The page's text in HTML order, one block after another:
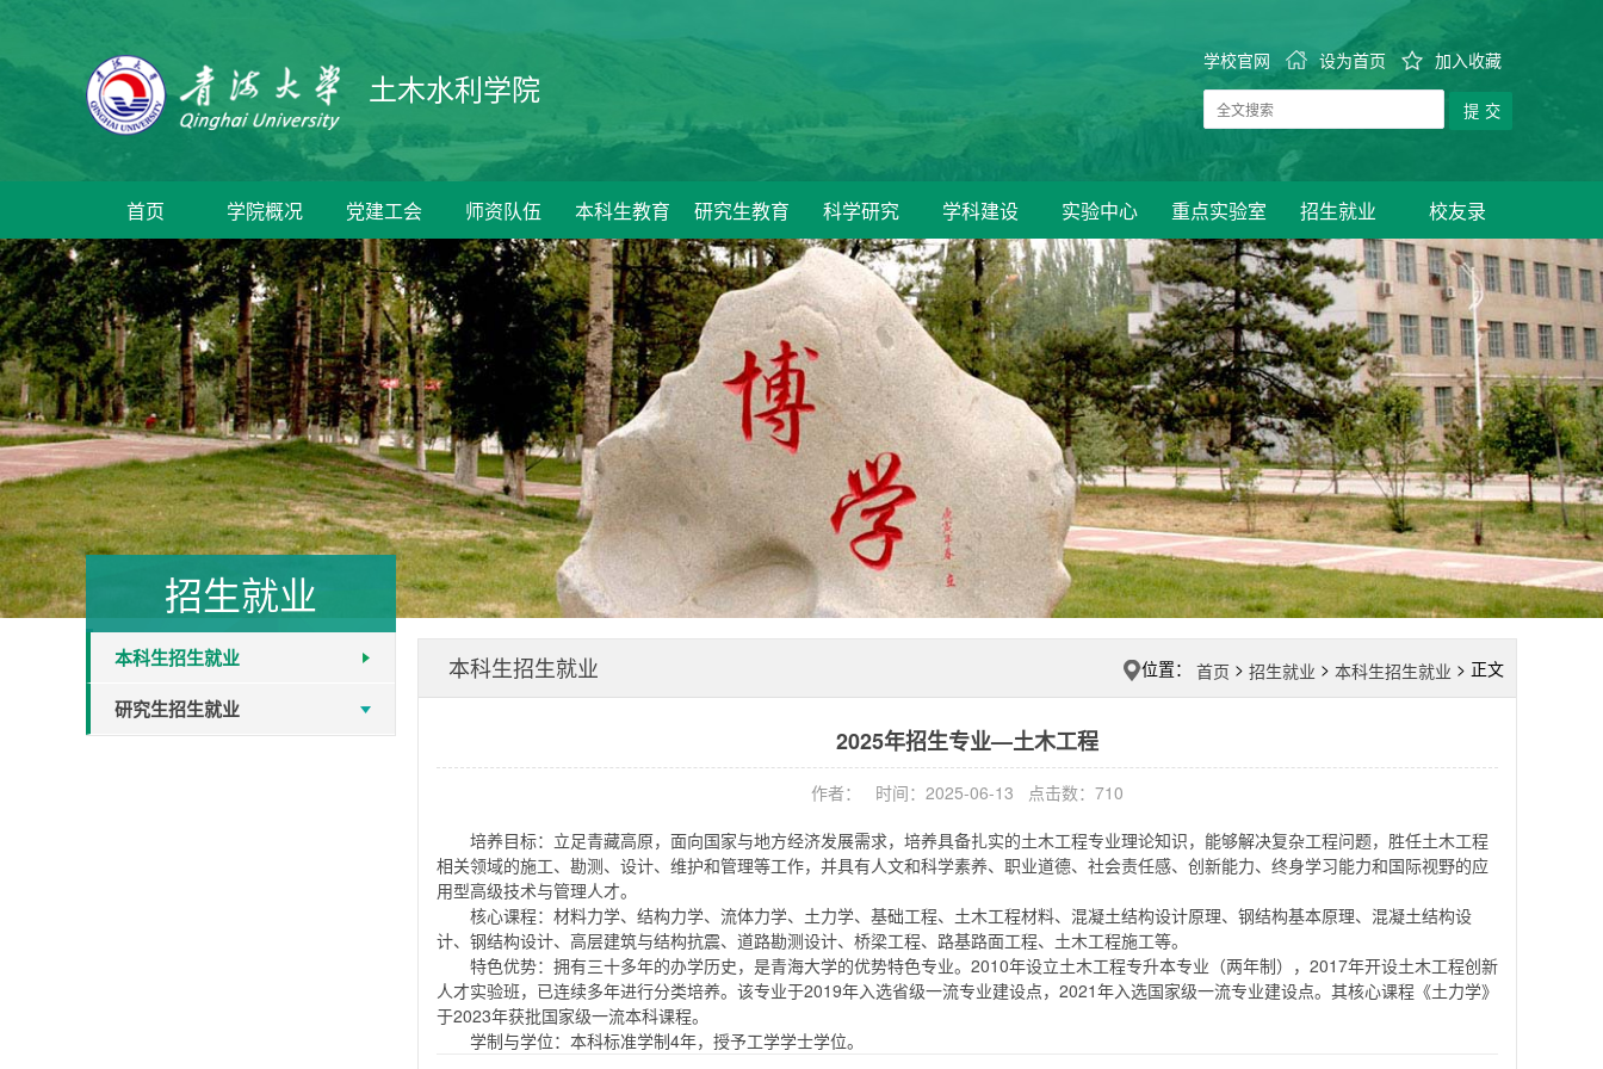
土木水利学院
学校官网 设为首页 加入收藏
首页 学院概况 党建工会 师资队伍 本科生教育 研究生教育 科学研究 学科建设 实验中心 重点实验室 招生就业 校友录
招生就业
本科生招生就业
研究生招生就业
本科生招生就业 位置： 首页 > 招生就业 > 本科生招生就业 > 正文
2025年招生专业—土木工程
作者： 时间：2025-06-13 点击数： 710
培养目标：立足青藏高原，面向国家与地方经济发展需求，培养具备扎实的土木工程专业理论知识，能够解决复杂工程问题，胜任土木工程
相关领域的施工、勘测、设计、维护和管理等工作，并具有人文和科学素养、职业道德、社会责任感、创新能力、终身学习能力和国际视野的应
用型高级技术与管理人才。
核心课程：材料力学、结构力学、流体力学、土力学、基础工程、土木工程材料、混凝土结构设计原理、钢结构基本原理、混凝土结构设
计、钢结构设计、高层建筑与结构抗震、道路勘测设计、桥梁工程、路基路面工程、土木工程施工等。
特色优势：拥有三十多年的办学历史，是青海大学的优势特色专业。2010年设立土木工程专升本专业（两年制），2017年开设土木工程创新
人才实验班，已连续多年进行分类培养。该专业于2019年入选省级一流专业建设点，2021年入选国家级一流专业建设点。其核心课程《土力学》
于2023年获批国家级一流本科课程。
学制与学位：本科标准学制4年，授予工学学士学位。